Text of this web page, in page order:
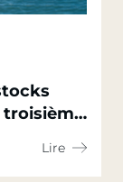
troisième
Lire